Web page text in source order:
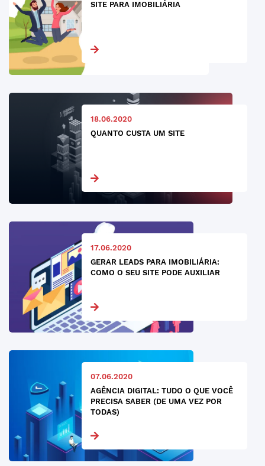
SITE PARA IMOBILIÁRIA
18.06.2020
QUANTO CUSTA UM SITE
17.06.2020
GERAR LEADS PARA IMOBILIÁRIA:
COMO O SEU SITE PODE AUXILIAR
07.06.2020
AGÊNCIA DIGITAL: TUDO O QUE VOCÊ
PRECISA SABER (DE UMA VEZ POR
TODAS)